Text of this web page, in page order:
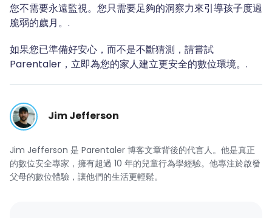
您不需要永遠監視。您只需要足夠的洞察力來引導孩子度過
脆弱的歲月。.
如果您已準備好安心，而不是不斷猜測，請嘗試
Parentaler，立即為您的家人建立更安全的數位環境。.
Jim Jefferson
Jim Jefferson 是 Parentaler 博客文章背後的代言人。他是真正
的數位安全專家，擁有超過 10 年的兒童行為學經驗。他專注於啟發
父母的數位體驗，讓他們的生活更輕鬆。